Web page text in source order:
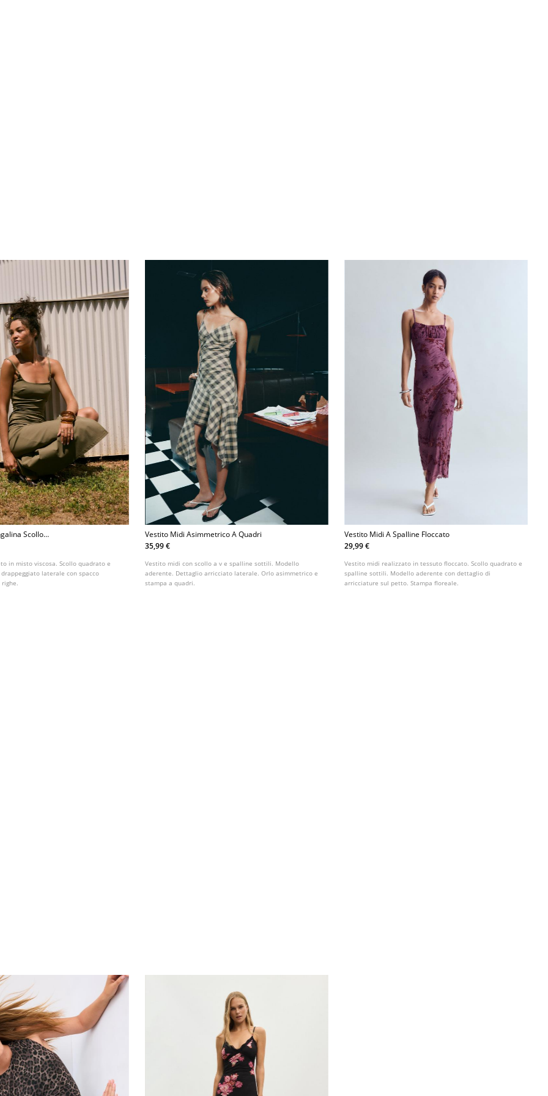
Scollo
in misto viscosa. Scollo quadrato e
laterale con spacco
Vestito Midi Asimmetrico A Quadri
35,99 €
Vestito midi con scollo a v e spalline sottili. Modello
aderente. Dettaglio arricciato laterale. Orlo asimmetrico e
stampa a quadri.
Vestito Midi A Spalline Floccato
29,99 €
Vestito midi realizzato in tessuto floccato. Scollo quadrato e
spalline sottili. Modello aderente con dettaglio di
arricciature sul petto. Stampa floreale.